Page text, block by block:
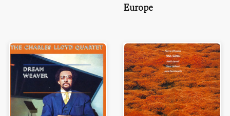
Europe